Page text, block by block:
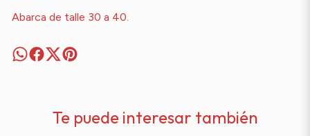
Abarca de talle 30 a 40.
Te puede interesar también